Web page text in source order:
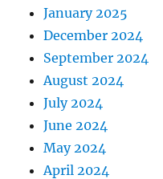
January 2025
December 2024
September 2024
August 2024
July 2024
June 2024
May 2024
April 2024